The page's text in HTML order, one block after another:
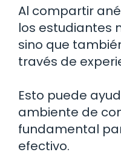
Al compartir
los estudiantes
sino que
través de
Esto puede
ambiente de
fundamental
efectivo.